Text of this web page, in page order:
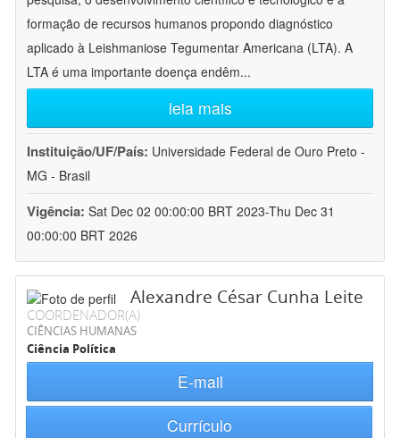
formação de recursos humanos propondo diagnóstico
aplicado à Leishmaniose Tegumentar Americana (LTA). A
LTA é uma importante doença endêm...
leia mais
Instituição/UF/País: Universidade Federal de Ouro Preto -
MG - Brasil
Vigência: Sat Dec 02 00:00:00 BRT 2023-Thu Dec 31
00:00:00 BRT 2026
Alexandre César Cunha Leite
COORDENADOR(A)
CIÊNCIAS HUMANAS
Ciência Política
E-mail
Currículo